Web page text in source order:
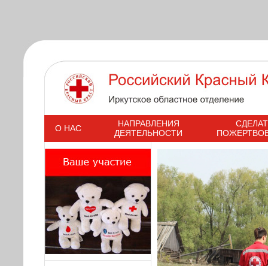
s
О НАС
НАПРАВЛЕНИЯ
ДЕЯТЕЛЬНОСТИ